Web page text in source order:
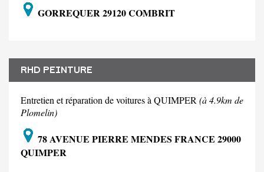
GORREQUER 29120 COMBRIT
RHD PEINTURE
Entretien et réparation de voitures à QUIMPER(à 4.9km de
Plomelin)
78 AVENUE PIERRE MENDES FRANCE 29000
QUIMPER